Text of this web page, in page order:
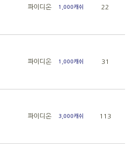
파이디온 1,000캐쉬 22
파이디온 1,000캐쉬 31
파이디온 3,000캐쉬 113